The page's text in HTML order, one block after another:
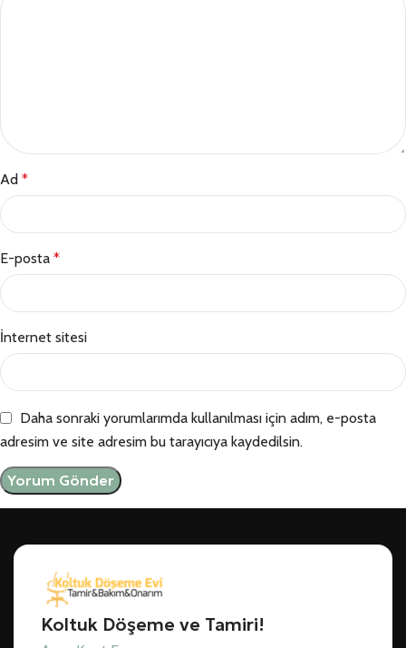
Ad *
E-posta *
İnternet sitesi
Daha sonraki yorumlarımda kullanılması için adım, e-posta
adresim ve site adresim bu tarayıcıya kaydedilsin.
Koltuk Döşeme ve Tamiri!